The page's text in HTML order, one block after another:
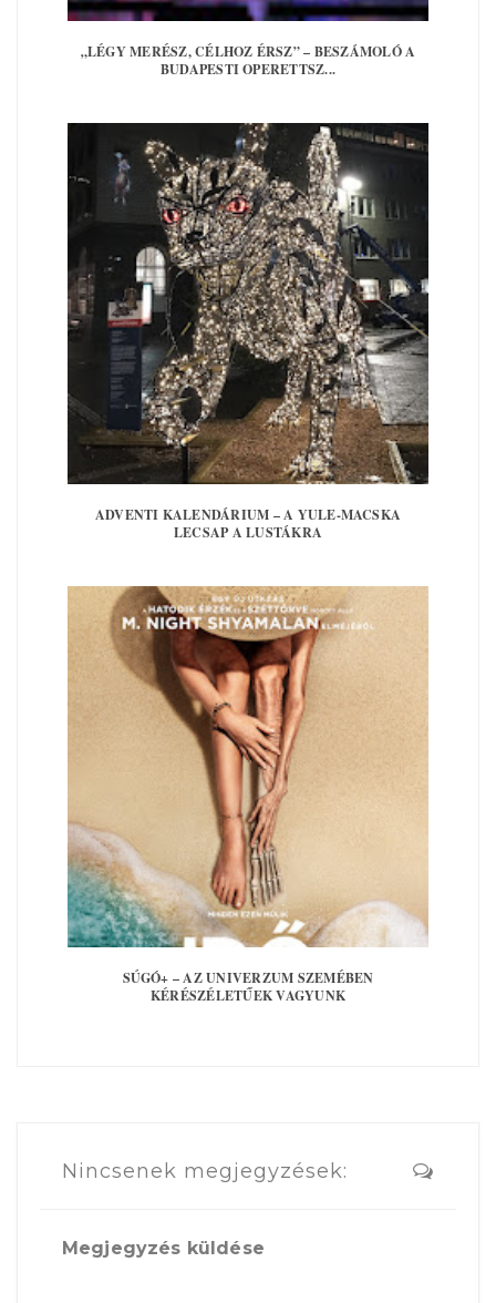
„LÉGY MERÉSZ, CÉLHOZ ÉRSZ” – BESZÁMOLÓ A
BUDAPESTI OPERETTSZ...
ADVENTI KALENDÁRIUM – A YULE-MACSKA
LECSAP A LUSTÁKRA
SÚGÓ+ – AZ UNIVERZUM SZEMÉBEN
KÉRÉSZÉLETŰEK VAGYUNK
Nincsenek megjegyzések:
Megjegyzés küldése